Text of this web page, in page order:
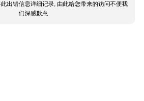
此出错信息详细记录, 由此给您带来的访问不便我
们深感歉意.